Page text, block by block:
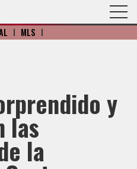
I MLS I
y
las
la